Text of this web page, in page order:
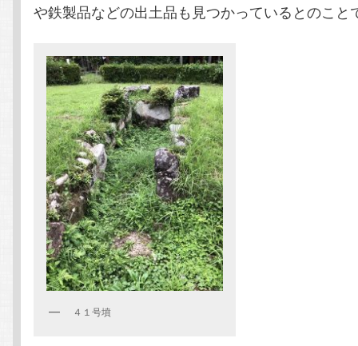
や鉄製品などの出土品も見つかっているとのこと
４１号墳